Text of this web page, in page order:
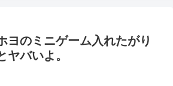
ヨのミニゲーム入れたがり
ヤバいよ。